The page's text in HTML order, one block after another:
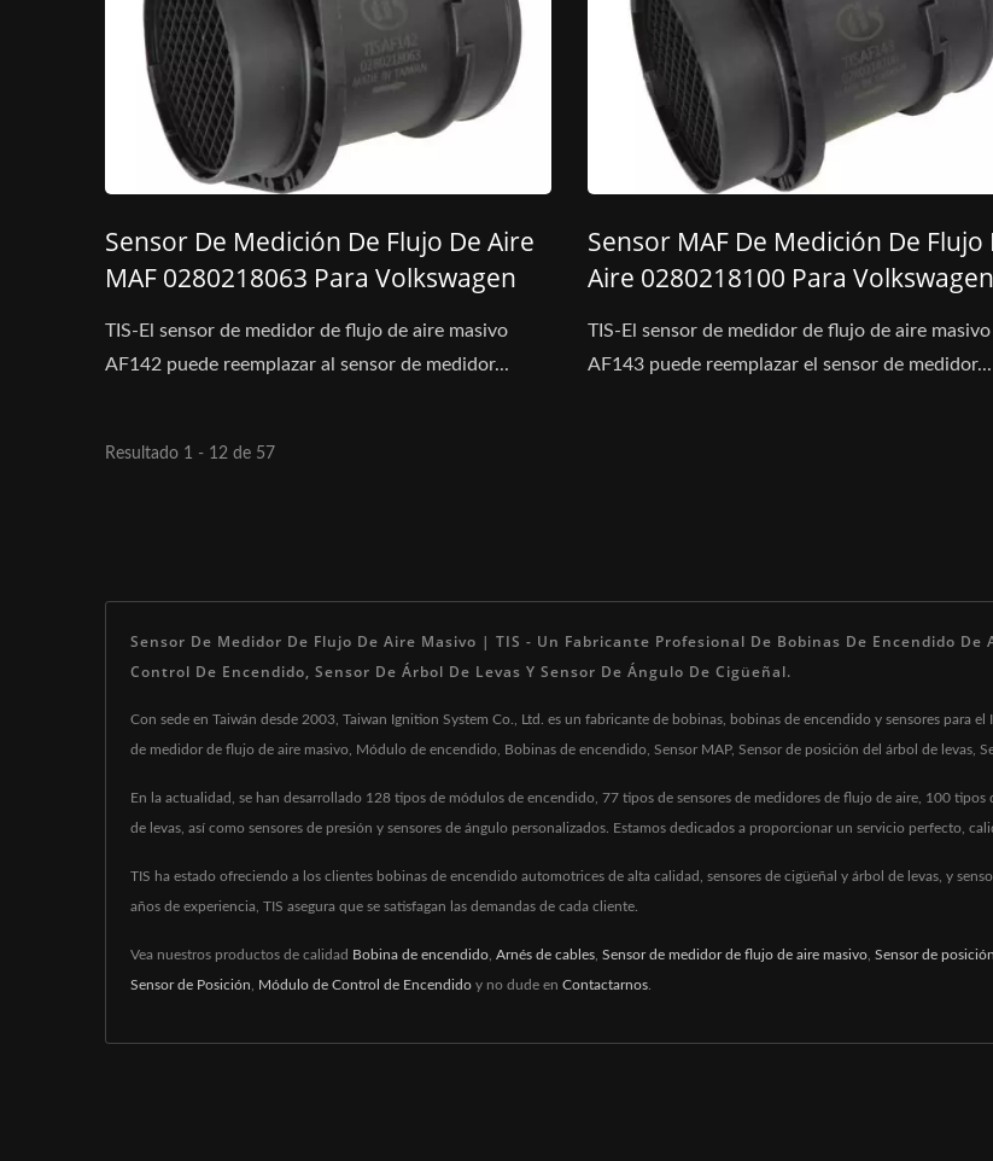
Sensor De Medición De Flujo De Aire
MAF 0280218063 Para Volkswagen
TIS-El sensor de medidor de flujo de aire masivo
AF142 puede reemplazar al sensor de medidor...
Sensor MAF De Medición De Flujo
Aire 0280218100 Para Volkswagen
TIS-El sensor de medidor de flujo de aire masivo
AF143 puede reemplazar el sensor de medidor...
Resultado 1 - 12 de 57
Sensor De Medidor De Flujo De Aire Masivo | TIS - Un Fabricante Profesional De Bobinas De Encendido
Control De Encendido, Sensor De Árbol De Levas Y Sensor De Ángulo De Cigüeñal.
Con sede en Taiwán desde 2003, Taiwan Ignition System Co., Ltd. es un fabricante de bobinas, bobinas de encendido y sensores para
de medidor de flujo de aire masivo, Módulo de encendido, Bobinas de encendido, Sensor MAP, Sensor de posición del árbol de levas,
En la actualidad, se han desarrollado 128 tipos de módulos de encendido, 77 tipos de sensores de medidores de flujo de aire, 100
de levas, así como sensores de presión y sensores de ángulo personalizados. Estamos dedicados a proporcionar un servicio perfecto,
TIS ha estado ofreciendo a los clientes bobinas de encendido automotrices de alta calidad, sensores de cigüeñal y árbol de levas, y
años de experiencia, TIS asegura que se satisfagan las demandas de cada cliente.
Vea nuestros productos de calidad Bobina de encendido, Arnés de cables, Sensor de medidor de flujo de aire masivo, Sensor de
Sensor de Posición, Módulo de Control de Encendido y no dude en Contactarnos.